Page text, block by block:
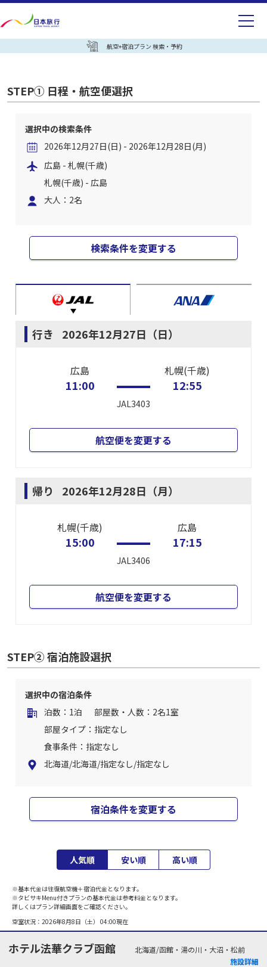
航空+宿泊プラン 検索・予約
STEP① 日程・航空便選択
選択中の検索条件
2026年12月27日(日) - 2026年12月28日(月)
広島 - 札幌(千歳)
札幌(千歳) - 広島
大人：2名
検索条件を変更する
行き 2026年12月27日（日）
広島
11:00
JAL3403
札幌(千歳)
12:55
航空便を変更する
帰り 2026年12月28日（月）
札幌(千歳)
15:00
JAL3406
広島
17:15
航空便を変更する
STEP② 宿泊施設選択
選択中の宿泊条件
泊数：1泊
部屋数・人数：2名1室
部屋タイプ：指定なし
食事条件：指定なし
北海道/北海道/指定なし/指定なし
宿泊条件を変更する
人気順 安い順 高い順
※基本代金は往復航空機＋宿泊代金となります。
※タビサキMenu付きプランの基本代金は参考料金となります。
詳しくはプラン詳細画面をご確認ください。
空室状況： 2026年8月8日（土） 04:00現在
ホテル法華クラブ函館
北海道/函館・湯の川・大沼・松前
施設詳細